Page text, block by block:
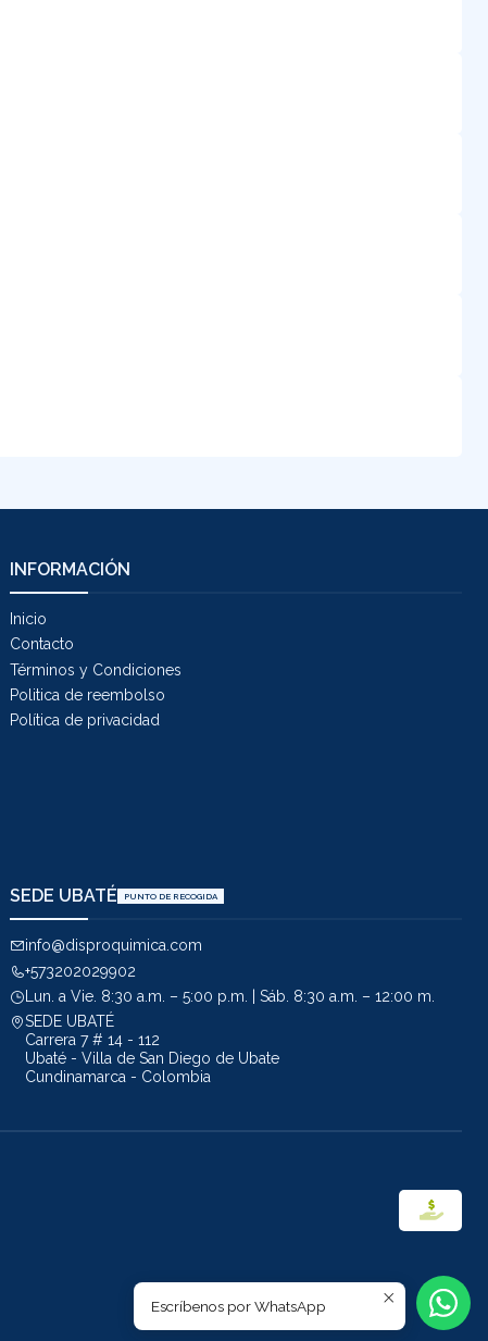
INFORMACIÓN
Inicio
Contacto
Términos y Condiciones
Politica de reembolso
Política de privacidad
SEDE UBATÉ PUNTO DE RECOGIDA
info@disproquimica.com
+573202029902
Lun. a Vie. 8:30 a.m. – 5:00 p.m. | Sáb. 8:30 a.m. – 12:00 m.
SEDE UBATÉ
Carrera 7 # 14 - 112
Ubaté - Villa de San Diego de Ubate
Cundinamarca - Colombia
Escríbenos por WhatsApp